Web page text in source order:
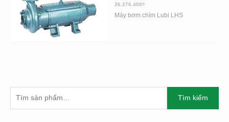
Tìm kiếm
26.276.400₫
Máy bơm chìm Lubi LHS